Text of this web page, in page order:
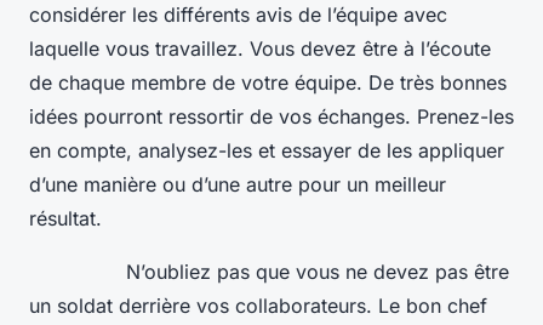
considérer les différents avis de l’équipe avec
laquelle vous travaillez. Vous devez être à l’écoute
de chaque membre de votre équipe. De très bonnes
idées pourront ressortir de vos échanges. Prenez-les
en compte, analysez-les et essayer de les appliquer
d’une manière ou d’une autre pour un meilleur
résultat.
N’oubliez pas que vous ne devez pas être
un soldat derrière vos collaborateurs. Le bon chef